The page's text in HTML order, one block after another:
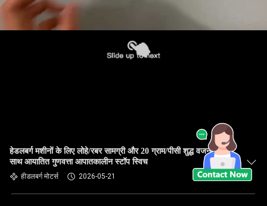
हेडलबर्ग मशीनों के लिए लोहे/रबर सामग्री और 20 ग्राम/पीसी शुद्ध वजन के
साथ आयातित गुणवत्ता आपातकालीन स्टॉप स्विच
हीडलबर्ग मोटर्स 2026-05-21